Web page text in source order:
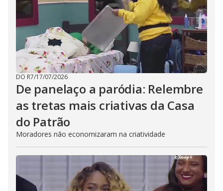
DO R7/17/07/2026
De panelaço a paródia: Relembre
as tretas mais criativas da Casa
do Patrão
Moradores não economizaram na criatividade